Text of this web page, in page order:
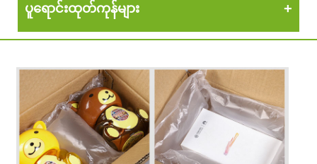
ပူရောင်းထုတ်ကုန်များ